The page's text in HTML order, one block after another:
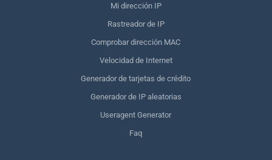
Mi dirección IP
Rastreador de IP
Comprobar dirección MAC
Velocidad de Internet
Generador de tarjetas de crédito
Generador de IP aleatorias
Useragent Generator
Faq